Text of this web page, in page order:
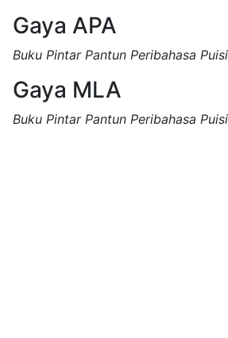
Gaya APA
Buku Pintar Pantun Peribahasa
Gaya MLA
Buku Pintar Pantun Peribahasa